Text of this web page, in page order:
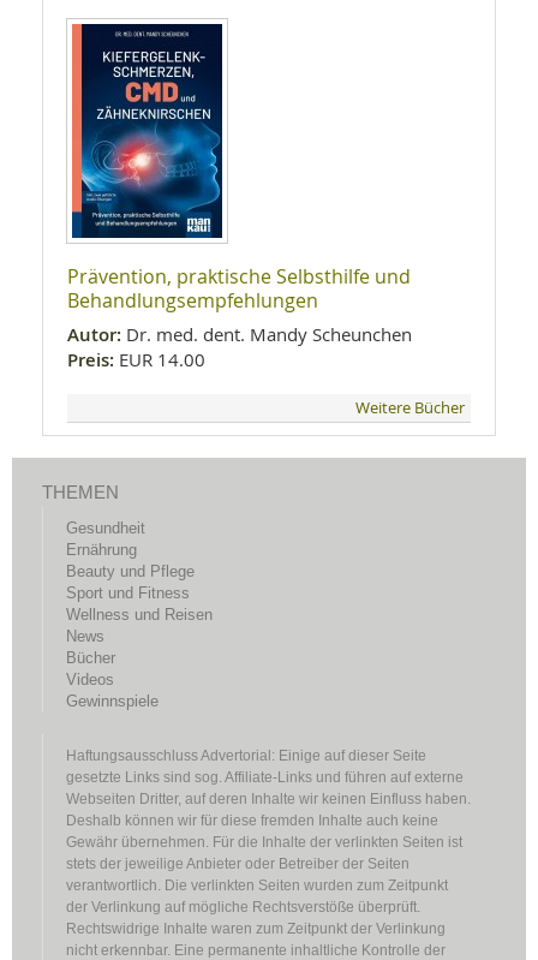
Prävention, praktische Selbsthilfe und
Behandlungsempfehlungen
Autor: Dr. med. dent. Mandy Scheunchen
Preis: EUR 14.00
Weitere Bücher
THEMEN
Gesundheit
Ernährung
Beauty und Pflege
Sport und Fitness
Wellness und Reisen
News
Bücher
Videos
Gewinnspiele
Haftungsausschluss Advertorial: Einige auf dieser Seite
gesetzte Links sind sog. Affiliate-Links und führen auf externe
Webseiten Dritter, auf deren Inhalte wir keinen Einfluss haben.
Deshalb können wir für diese fremden Inhalte auch keine
Gewähr übernehmen. Für die Inhalte der verlinkten Seiten ist
stets der jeweilige Anbieter oder Betreiber der Seiten
verantwortlich. Die verlinkten Seiten wurden zum Zeitpunkt
der Verlinkung auf mögliche Rechtsverstöße überprüft.
Rechtswidrige Inhalte waren zum Zeitpunkt der Verlinkung
nicht erkennbar. Eine permanente inhaltliche Kontrolle der